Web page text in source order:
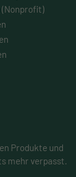
(Nonprofit)
Produkte und
mehr verpasst.